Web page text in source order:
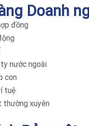
Doanh
đồng
nước ngoài
con
tuệ
thường xuyên